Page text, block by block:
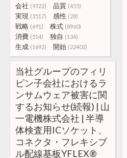
会社 (9322) 品質 (455)
実現 (3517) 感性 (28)
戦略 (691) 株式 (8960)
消費 (514) 独自 (134)
生成 (1692) 開始 (22402)
当社グループのフィリ
ピン子会社におけるラ
ンサムウェア被害に関
するお知らせ(続報) | 山
一電機株式会社 | 半導
体検査用ICソケット、
コネクタ・フレキシブ
ル配線基板YFLEX®